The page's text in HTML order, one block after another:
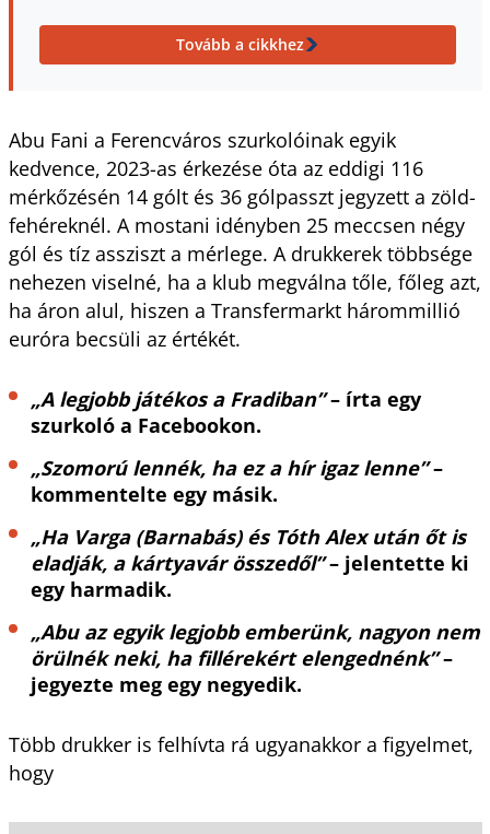
Tovább a cikkhez
Abu Fani a Ferencváros szurkolóinak egyik
kedvence, 2023-as érkezése óta az eddigi 116
mérkőzésén 14 gólt és 36 gólpasszt jegyzett a zöld-
fehéreknél. A mostani idényben 25 meccsen négy
gól és tíz assziszt a mérlege. A drukkerek többsége
nehezen viselné, ha a klub megválna tőle, főleg azt,
ha áron alul, hiszen a Transfermarkt hárommillió
euróra becsüli az értékét.
„A legjobb játékos a Fradiban”– írta egy
szurkoló a Facebookon.
„Szomorú lennék, ha ez a hír igaz lenne”–
kommentelte egy másik.
„Ha Varga (Barnabás) és Tóth Alex után őt is
eladják, a kártyavár összedől”– jelentette ki
egy harmadik.
„Abu az egyik legjobb emberünk, nagyon nem
örülnék neki, ha fillérekért elengednénk”–
jegyezte meg egy negyedik.
Több drukker is felhívta rá ugyanakkor a figyelmet,
hogy